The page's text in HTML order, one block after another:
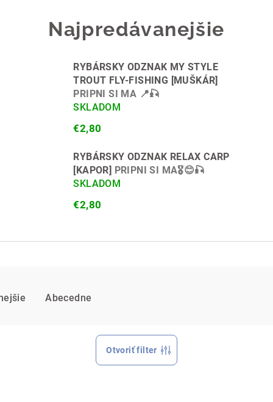
Najpredávanejšie
RYBÁRSKY ODZNAK MY STYLE
TROUT FLY-FISHING [MUŠKÁR]
PRIPNI SI MA 📍🎣
SKLADOM
€2,80
RYBÁRSKY ODZNAK RELAX CARP
[KAPOR] PRIPNI SI MA🎖😊🎣
SKLADOM
€2,80
Abecedne
Otvoriť filter